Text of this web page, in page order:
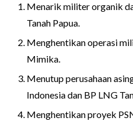
Menarik militer organik
Tanah Papua.
Menghentikan operasi
Mimika.
Menutup perusahaan
Indonesia dan BP LNG
Menghentikan proyek